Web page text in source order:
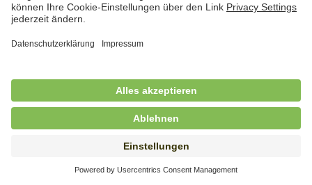
Hauswirtschaftskraft (m/w/d)
Kinderdorf Dortmund, Hagen
Hauswirtschaftskraft (m/w/d) für
in unbefristeter Anstellung, Teilzeit (19,25 Std./Wo.),